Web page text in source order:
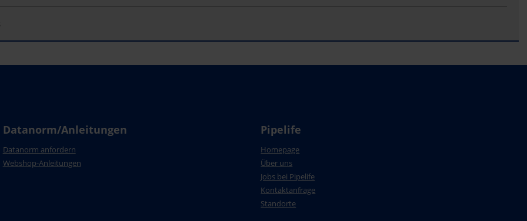
Datanorm/Anleitungen
Datanorm anfordern
Webshop-Anleitungen
Pipelife
Homepage
Über uns
Jobs bei Pipelife
Kontaktanfrage
Standorte